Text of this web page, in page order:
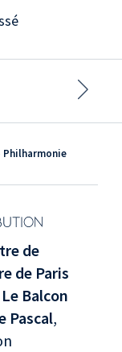
Philharmonie
de
de Paris
Balcon
Pascal,